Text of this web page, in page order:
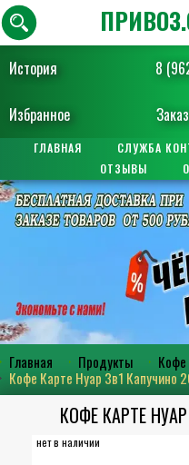
История 8
Избранное
ГЛАВНАЯ СЛУЖБА
ОТЗЫВЫ
Главная Продукты Кофе
Кофе Карте Нуар 3в1 Капучино
КОФЕ КАРТЕ
нет в наличии